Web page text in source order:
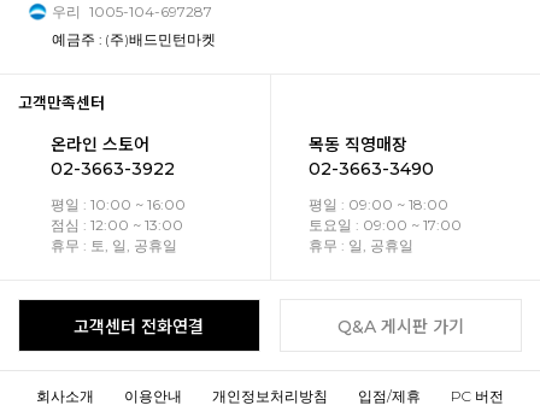
우리 1005-104-697287
예금주 : (주)배드민턴마켓
고객만족센터
온라인 스토어
02-3663-3922
평일 : 10:00 ~ 16:00
점심 : 12:00 ~ 13:00
휴무 : 토, 일, 공휴일
목동 직영매장
02-3663-3490
평일 : 09:00 ~ 18:00
토요일 : 09:00 ~ 17:00
휴무 : 일, 공휴일
고객센터 전화연결 Q&A 게시판 가기
회사소개 이용안내 개인정보처리방침 입점/제휴 PC 버전